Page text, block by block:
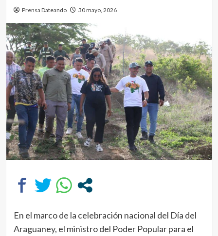
Prensa Dateando 30 mayo, 2026
En el marco de la celebración nacional del Día del
Araguaney, el ministro del Poder Popular para el